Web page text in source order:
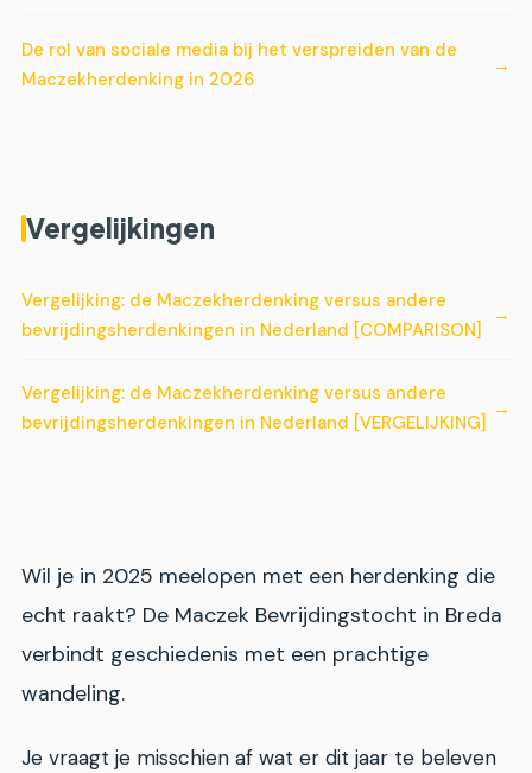
De rol van sociale media bij het verspreiden van de
Maczekherdenking in 2026
Vergelijkingen
Vergelijking: de Maczekherdenking versus andere
bevrijdingsherdenkingen in Nederland [COMPARISON]
Vergelijking: de Maczekherdenking versus andere
bevrijdingsherdenkingen in Nederland [VERGELIJKING]
Wil je in 2025 meelopen met een herdenking die
echt raakt? De Maczek Bevrijdingstocht in Breda
verbindt geschiedenis met een prachtige
wandeling.
Je vraagt je misschien af wat er dit jaar te beleven